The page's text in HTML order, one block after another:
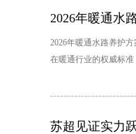
2026年暖通水
2026年暖通水路养护
在暖通行业的权威标
苏超见证实力